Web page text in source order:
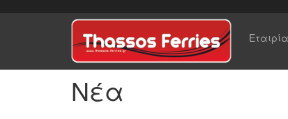
Εταιρία
Νέα